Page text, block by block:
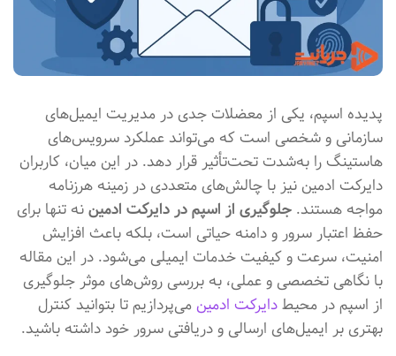
پدیده اسپم، یکی از معضلات جدی در مدیریت ایمیل‌های
سازمانی و شخصی است که می‌تواند عملکرد سرویس‌های
هاستینگ را به‌شدت تحت‌تأثیر قرار دهد. در این میان، کاربران
دایرکت ادمین نیز با چالش‌های متعددی در زمینه هرزنامه
مواجه هستند. جلوگیری از اسپم در دایرکت ادمیننه تنها برای
حفظ اعتبار سرور و دامنه حیاتی است، بلکه باعث افزایش
امنیت، سرعت و کیفیت خدمات ایمیلی می‌شود. در این مقاله
با نگاهی تخصصی و عملی، به بررسی روش‌های موثر جلوگیری
از اسپم در محیطدایرکت ادمینمی‌پردازیم تا بتوانید کنترل
بهتری بر ایمیل‌های ارسالی و دریافتی سرور خود داشته باشید.